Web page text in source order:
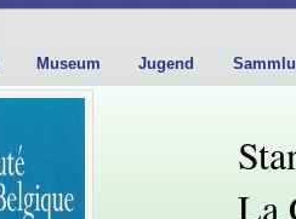
Museum Jugend
La